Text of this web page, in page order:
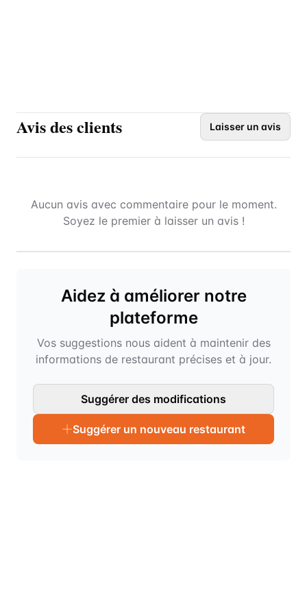
Avis des clients Laisser un avis
Aucun avis avec commentaire pour le moment.
Soyez le premier à laisser un avis !
Aidez à améliorer notre
plateforme
Vos suggestions nous aident à maintenir des
informations de restaurant précises et à jour.
Suggérer des modifications
Suggérer un nouveau restaurant